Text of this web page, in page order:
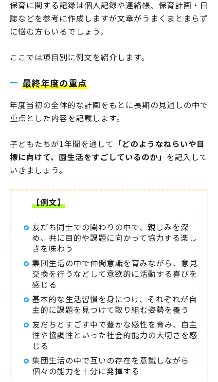
保育に関する記録は個人記録や連絡帳、保育計画・日
誌などを参考に作成しますが文章がうまくまとまらず
に悩む方もいるでしょう。
ここでは項目別に例文を紹介します。
最終年度の重点
年度当初の全体的な計画をもとに長期の見通しの中で
重点とした内容を記載します。
子どもたちが1年間を通して 「どのようなねらいや目
標に向けて、園生活をすごしているのか」 を記入して
いきましょう。
【例文】
友だち同士での関わりの中で、親しみを深
め、共に目的や課題に向かって協力する楽し
さを味わう
集団生活の中で仲間意識を育みながら、意見
交換を行うなどして意欲的に活動する喜びを
感じる
基本的な生活習慣を身につけ、それぞれが自
主的に課題を見つけて取り組む姿勢を養う
友だちとすごす中で豊かな感性を育み、自主
性や協調性といった社会的能力の大切さを感
じる
集団生活の中で互いの存在を意識しながら
個々の能力を十分に発揮する